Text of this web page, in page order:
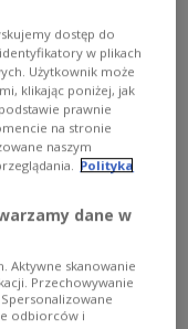
RARS w
to strona
jest
Rezerw
humanitarną
krajów przez
OBWEszef
się do Rosji
ludność cywilną
dostęp do
w plikach
Użytkownik może
klikając poniżej, jak
prawnie
na stronie
naszym
Polityka
dane w
Aktywne skanowanie
Przechowywanie
odbiorców i